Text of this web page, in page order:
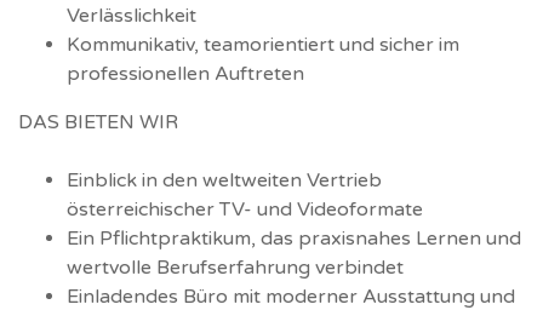
Verlässlichkeit
Kommunikativ, teamorientiert und sicher im
professionellen Auftreten
DAS BIETEN WIR
Einblick in den weltweiten Vertrieb
österreichischer TV- und Videoformate
Ein Pflichtpraktikum, das praxisnahes Lernen und
wertvolle Berufserfahrung verbindet
Einladendes Büro mit moderner Ausstattung und